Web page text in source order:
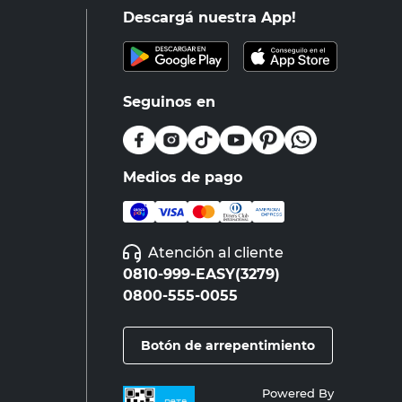
Descargá nuestra App!
Seguinos en
Medios de pago
Atención al cliente
0810-999-EASY(3279)
0800-555-0055
Botón de arrepentimiento
Powered By